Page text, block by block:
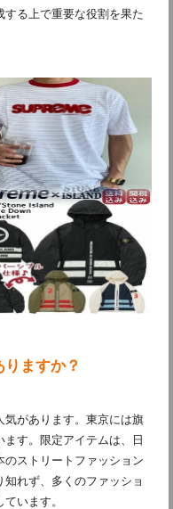
る上で重要な役割を果た
ますか？
気があります。東京には旗
す。限定アイテムは、日
ストリートファッション
れず、多くのファッショ
います。